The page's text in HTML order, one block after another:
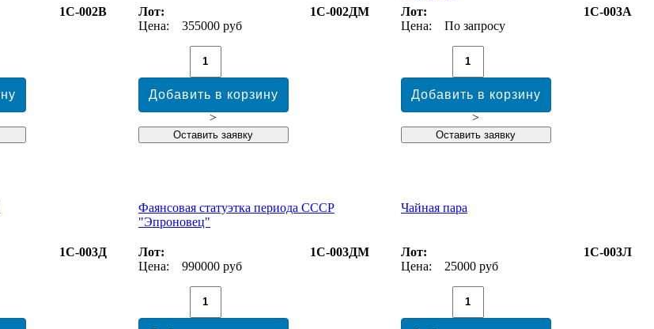
1С-002В
Лот:
1С-002ДМ
Цена:
355000 руб
>
Лот:
1С-003А
Цена:
По запросу
>
1С-003Д
Фаянсовая статуэтка периода СССР
"Эпроновец"
Лот:
1С-003ДМ
Цена:
990000 руб
Чайная пара
Лот:
1С-003Л
Цена:
25000 руб